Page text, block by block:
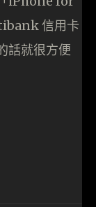
信用卡
話就很方便